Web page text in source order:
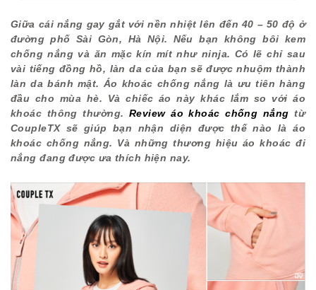
Giữa cái nắng gay gắt với nền nhiệt lên đến 40 – 50 độ ở
đường phố Sài Gòn, Hà Nội. Nếu bạn không bôi kem
chống nắng và ăn mặc kín mít như ninja. Có lẽ chỉ sau
vài tiếng đồng hồ, làn da của bạn sẽ được nhuộm thành
làn da bánh mật. Áo khoác chống nắng là ưu tiên hàng
đầu cho mùa hè. Và chiếc áo này khác lắm so với áo
khoác thông thường. Review áo khoác chống nắng từ
CoupleTX sẽ giúp bạn nhận diện được thế nào là áo
khoác chống nắng. Và những thương hiệu áo khoác đi
nắng đang được ưa thích hiện nay.